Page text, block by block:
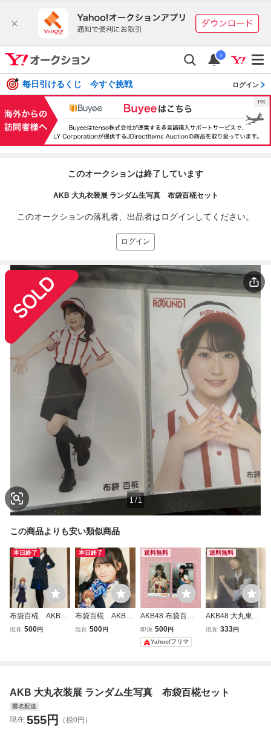
i
毎日引けるくじ 今すぐ挑戦 ログイン
このオークションは終了しています
AKB 大丸衣装展 ランダム生写真 布袋百椛セット
このオークションの落札者、出品者はログインしてください。
ログイン
1 / 1
この商品よりも安い類似商品
本日終了
布袋百椛 AKB48
大阪モノレール コ
現在 500円
本日終了
布袋百椛 AKB48
大阪モノレール コ
現在 500円
送料無料
AKB48 布袋百椛
生写真 ミニフォ
ト 2種
即決 500円
Yahoo!フリマ
送料無料
AKB48 大丸東京
店 大衣装展 ラン
現在 333円
AKB 大丸衣装展 ランダム生写真 布袋百椛セット
匿名配送
現在 555円
（税0円）